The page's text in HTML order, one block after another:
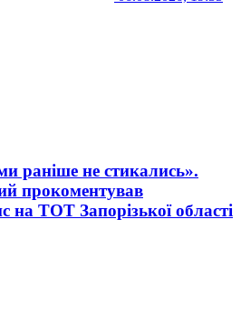
раніше не стикались».
прокоментував
на ТОТ Запорізької області